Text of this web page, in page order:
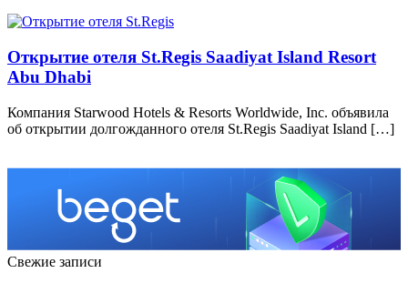
Открытие отеля St.Regis Saadiyat Island Resort
Abu Dhabi
Компания Starwood Hotels & Resorts Worldwide, Inc. объявила
об открытии долгожданного отеля St.Regis Saadiyat Island […]
Свежие записи